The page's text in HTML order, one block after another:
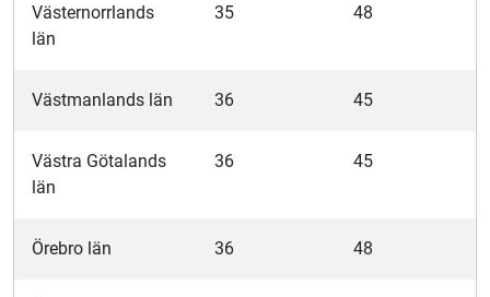
Västernorrlands
län
35 48
Västmanlands län 36 45
Västra Götalands
län
36 45
Örebro län 36 48